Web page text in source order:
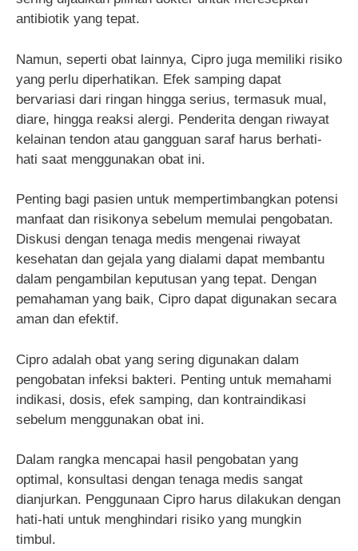
antibiotik yang tepat.
Namun, seperti obat lainnya, Cipro juga memiliki risiko
yang perlu diperhatikan. Efek samping dapat
bervariasi dari ringan hingga serius, termasuk mual,
diare, hingga reaksi alergi. Penderita dengan riwayat
kelainan tendon atau gangguan saraf harus berhati-
hati saat menggunakan obat ini.
Penting bagi pasien untuk mempertimbangkan potensi
manfaat dan risikonya sebelum memulai pengobatan.
Diskusi dengan tenaga medis mengenai riwayat
kesehatan dan gejala yang dialami dapat membantu
dalam pengambilan keputusan yang tepat. Dengan
pemahaman yang baik, Cipro dapat digunakan secara
aman dan efektif.
Cipro adalah obat yang sering digunakan dalam
pengobatan infeksi bakteri. Penting untuk memahami
indikasi, dosis, efek samping, dan kontraindikasi
sebelum menggunakan obat ini.
Dalam rangka mencapai hasil pengobatan yang
optimal, konsultasi dengan tenaga medis sangat
dianjurkan. Penggunaan Cipro harus dilakukan dengan
hati-hati untuk menghindari risiko yang mungkin
timbul.